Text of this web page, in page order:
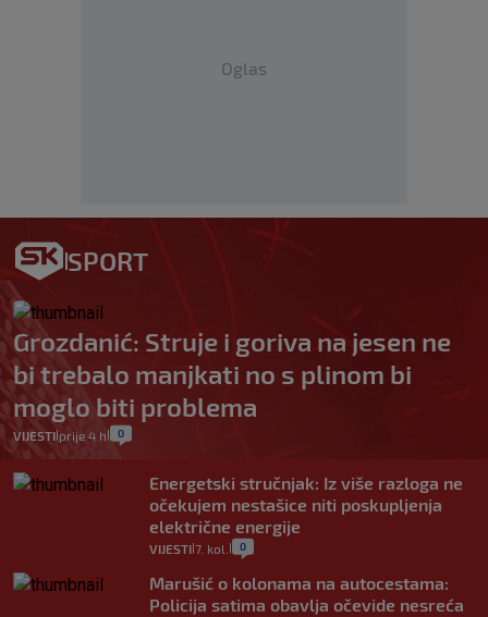
Oglas
SPORT
Grozdanić: Struje i goriva na jesen ne
bi trebalo manjkati no s plinom bi
moglo biti problema
VIJESTI prije 4 h 0
Energetski stručnjak: Iz više razloga ne
očekujem nestašice niti poskupljenja
električne energije
VIJESTI 7. kol. 0
Marušić o kolonama na autocestama:
Policija satima obavlja očevide nesreća